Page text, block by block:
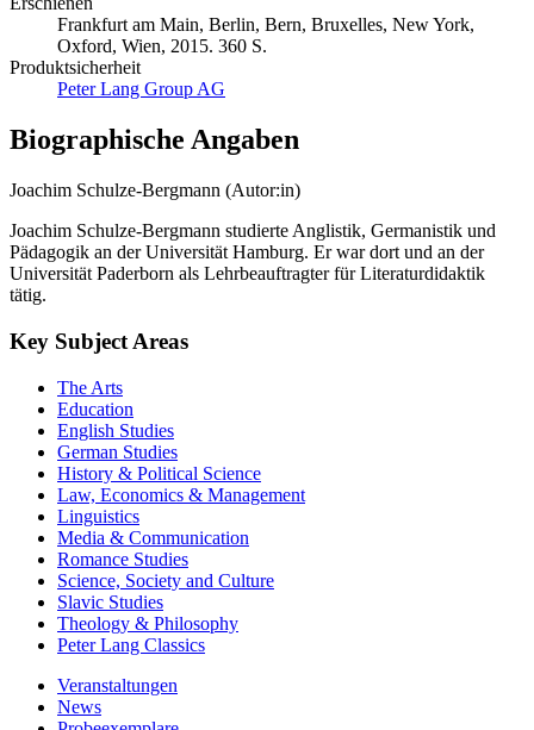
Frankfurt am Main, Berlin, Bern, Bruxelles, New York,
Oxford, Wien, 2015. 360 S.
Produktsicherheit
Peter Lang Group AG
Biographische Angaben
Joachim Schulze-Bergmann (Autor:in)
Joachim Schulze-Bergmann studierte Anglistik, Germanistik und
Pädagogik an der Universität Hamburg. Er war dort und an der
Universität Paderborn als Lehrbeauftragter für Literaturdidaktik
tätig.
Key Subject Areas
The Arts
Education
English Studies
German Studies
History & Political Science
Law, Economics & Management
Linguistics
Media & Communication
Romance Studies
Science, Society and Culture
Slavic Studies
Theology & Philosophy
Peter Lang Classics
Veranstaltungen
News